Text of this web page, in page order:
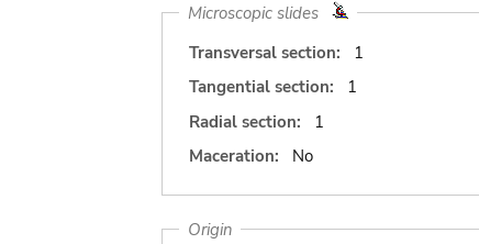
Microscopic slides
Transversal section:
1
Tangential section:
1
Radial section:
1
Maceration:
No
Origin